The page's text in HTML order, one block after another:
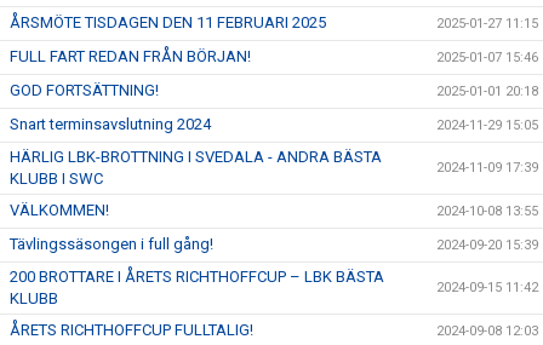
ÅRSMÖTE TISDAGEN DEN 11 FEBRUARI 2025 2025-01-27 11:15
FULL FART REDAN FRÅN BÖRJAN! 2025-01-07 15:46
GOD FORTSÄTTNING! 2025-01-01 20:18
Snart terminsavslutning 2024 2024-11-29 15:05
HÄRLIG LBK-BROTTNING I SVEDALA - ANDRA BÄSTA
KLUBB I SWC
2024-11-09 17:39
VÄLKOMMEN! 2024-10-08 13:55
Tävlingssäsongen i full gång! 2024-09-20 15:39
200 BROTTARE I ÅRETS RICHTHOFFCUP – LBK BÄSTA
KLUBB
2024-09-15 11:42
ÅRETS RICHTHOFFCUP FULLTALIG! 2024-09-08 12:03